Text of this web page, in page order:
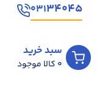
۳۴۰۴۵۰۳۱
سبد خرید
0 کالا موجود